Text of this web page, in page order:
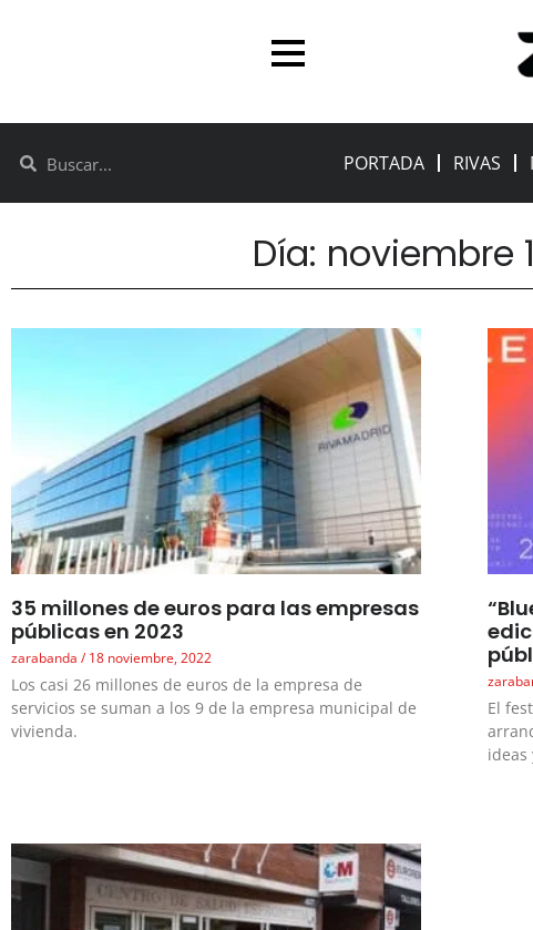
PORTADA RIVAS
Día: noviembre
35 millones de euros para las empresas
públicas en 2023
zarabanda 18 noviembre, 2022
Los casi 26 millones de euros de la empresa de
servicios se suman a los 9 de la empresa municipal de
vivienda.
El
ideas